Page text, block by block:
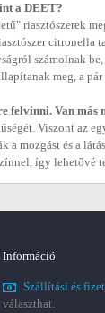
a DEET?
riasztószerek
számolnak
meg, a
felvinni. Van
Viszont az
a mozgást és a
így lehetővé
Információ
Szállítási és
választhat.